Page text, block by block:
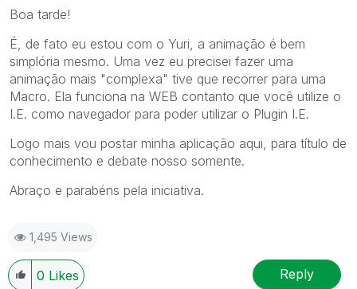
Boa tarde!
É, de fato eu estou com o Yuri, a animação é bem
simplória mesmo. Uma vez eu precisei fazer uma
animação mais "complexa" tive que recorrer para uma
Macro. Ela funciona na WEB contanto que você utilize o
I.E. como navegador para poder utilizar o Plugin I.E.
Logo mais vou postar minha aplicação aqui, para título de
conhecimento e debate nosso somente.
Abraço e parabéns pela iniciativa.
1,495 Views
0 Likes Reply